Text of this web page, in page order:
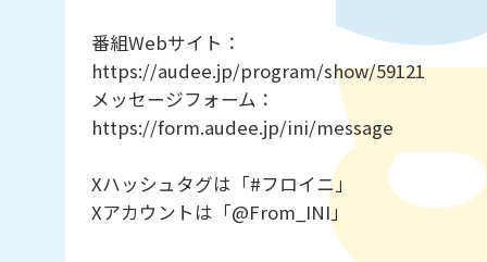
番組Webサイト：
https://audee.jp/program/show/59121
メッセージフォーム：
https://form.audee.jp/ini/message
Xハッシュタグは「#フロイニ」
Xアカウントは「@From_INI」